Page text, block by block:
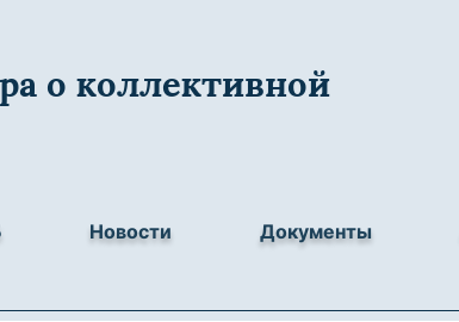
о коллективной
Новости Документы